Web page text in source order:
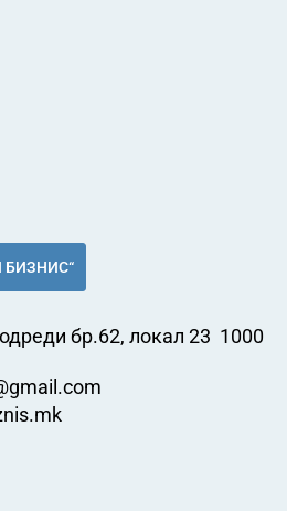
БИЗНИС“
бр.62, локал 23 1000